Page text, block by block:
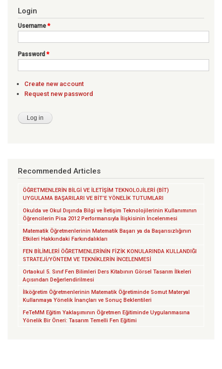
Login
Username*
Password*
Create new account
Request new password
Recommended Articles
ÖĞRETMENLERİN BİLGİ VE İLETİŞİM TEKNOLOJİLERİ (BİT)
UYGULAMA BAŞARILARI VE BİT’E YÖNELİK TUTUMLARI
Okulda ve Okul Dışında Bilgi ve İletişim Teknolojilerinin Kullanımının
Öğrencilerin Pisa 2012 Performansıyla İlişkisinin İncelenmesi
Matematik Öğretmenlerinin Matematik Başarı ya da Başarısızlığının
Etkileri Hakkındaki Farkındalıkları
FEN BİLİMLERİ ÖĞRETMENLERİNİN FİZİK KONULARINDA KULLANDIĞI
STRATEJİ/YÖNTEM VE TEKNİKLERİN İNCELENMESİ
Ortaokul 5. Sınıf Fen Bilimleri Ders Kitabının Görsel Tasarım İlkeleri
Açısından Değerlendirilmesi
İlköğretim Öğretmenlerinin Matematik Öğretiminde Somut Materyal
Kullanmaya Yönelik İnançları ve Sonuç Beklentileri
FeTeMM Eğitim Yaklaşımının Öğretmen Eğitiminde Uygulanmasına
Yönelik Bir Öneri: Tasarım Temelli Fen Eğitimi